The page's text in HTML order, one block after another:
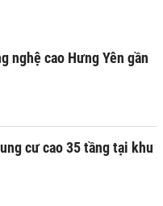
nghệ cao Hưng Yên gần
cư cao 35 tầng tại khu